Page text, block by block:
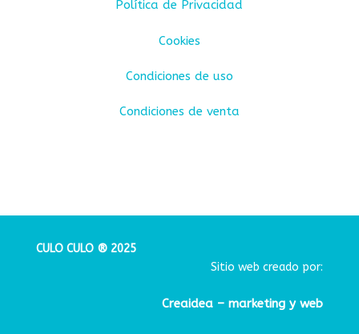
Política de Privacidad
Cookies
Condiciones de uso
Condiciones de venta
CULO CULO ® 2025
Sitio web creado por:
Creaidea – marketing y web